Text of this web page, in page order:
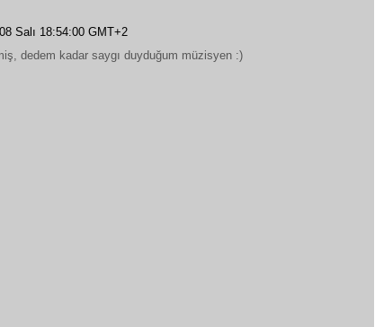
Salı 18:54:00 GMT+2
dedem kadar saygı duyduğum müzisyen :)